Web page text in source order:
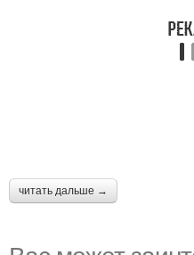
читать дальше →